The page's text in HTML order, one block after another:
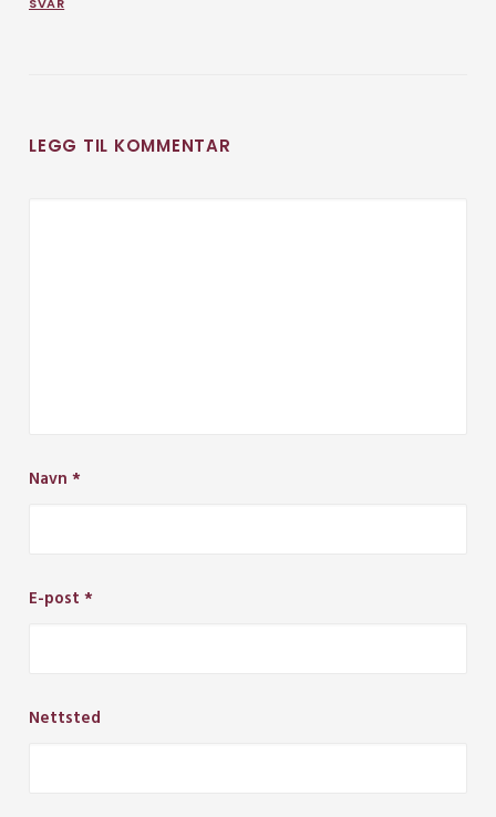
LEGG TIL KOMMENTAR
Navn *
E-post *
Nettsted